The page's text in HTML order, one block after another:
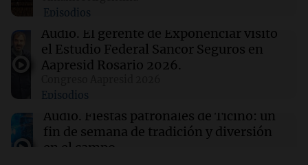
06:00 Belgrano
Racing se enfrentará a Belgrano en los
octavos de final: día, hora y TV del partido
Alerta meteorológica en Argentina: lluvias
intensas y vientos fuertes afectan a varias
provincias
Episodios
Audio. El gerente de Exponenciar visitó
el Estudio Federal Sancor Seguros en
Aapresid Rosario 2026.
Episodios
Audio. Fiestas patronales de Ticino: un
fin de semana de tradición y diversión
en el campo